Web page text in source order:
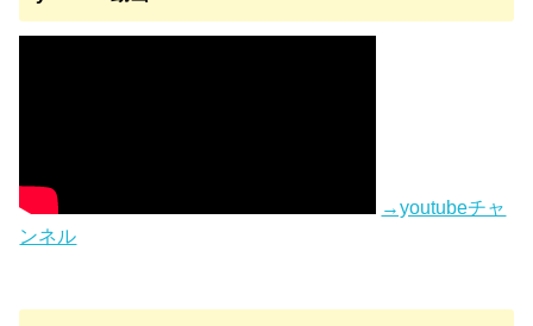
→youtubeチャ
ンネル